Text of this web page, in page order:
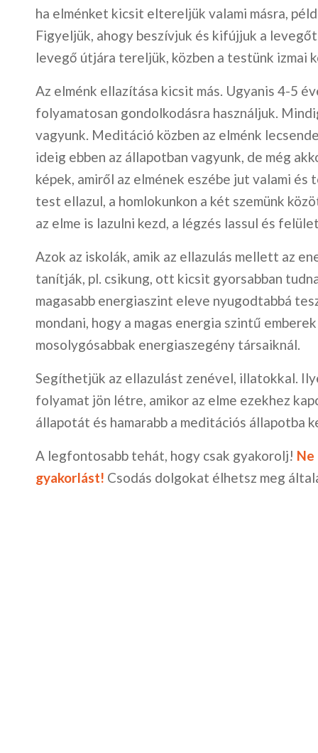
ha elménket kicsit eltereljük valami másra,
Figyeljük, ahogy beszívjuk és kifújjuk a
levegő útjára tereljük, közben a testünk izmai
Az elménk ellazítása kicsit más. Ugyanis 4-5
folyamatosan gondolkodásra használjuk.
vagyunk. Meditáció közben az elménk
ideig ebben az állapotban vagyunk, de még
képek, amiről az elmének eszébe jut valami és
test ellazul, a homlokunkon a két szemünk
az elme is lazulni kezd, a légzés lassul és
Azok az iskolák, amik az ellazulás mellett az
tanítják, pl. csikung, ott kicsit gyorsabban
magasabb energiaszint eleve nyugodtabbá
mondani, hogy a magas energia szintű
mosolygósabbak energiaszegény társaiknál.
Segíthetjük az ellazulást zenével, illatokkal.
folyamat jön létre, amikor az elme ezekhez
állapotát és hamarabb a meditációs állapotba
A legfontosabb tehát, hogy csak gyakorolj! Ne
gyakorlást! Csodás dolgokat élhetsz meg